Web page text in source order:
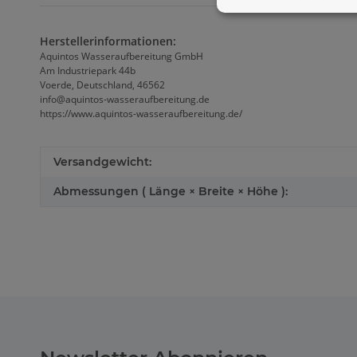
Herstellerinformationen:
Aquintos Wasseraufbereitung GmbH
Am Industriepark 44b
Voerde, Deutschland, 46562
info@aquintos-wasseraufbereitung.de
https://www.aquintos-wasseraufbereitung.de/
Versandgewicht:
Abmessungen ( Länge × Breite × Höhe ):